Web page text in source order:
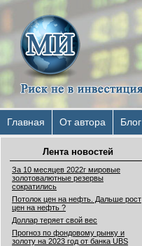
Главная От автора Блог
Лента новостей
За 10 месяцев 2022г мировые
золотовалютные резервы
сократились
Потолок цен на нефть. Дальше рост
цен на нефть ?
Доллар теряет свой вес
Прогноз по фондовому рынку и
золоту на 2023 год от банка UBS